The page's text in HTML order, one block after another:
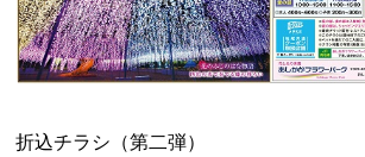
折込チラシ（第二弾）